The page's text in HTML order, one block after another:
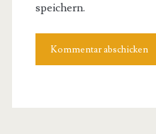
speichern.